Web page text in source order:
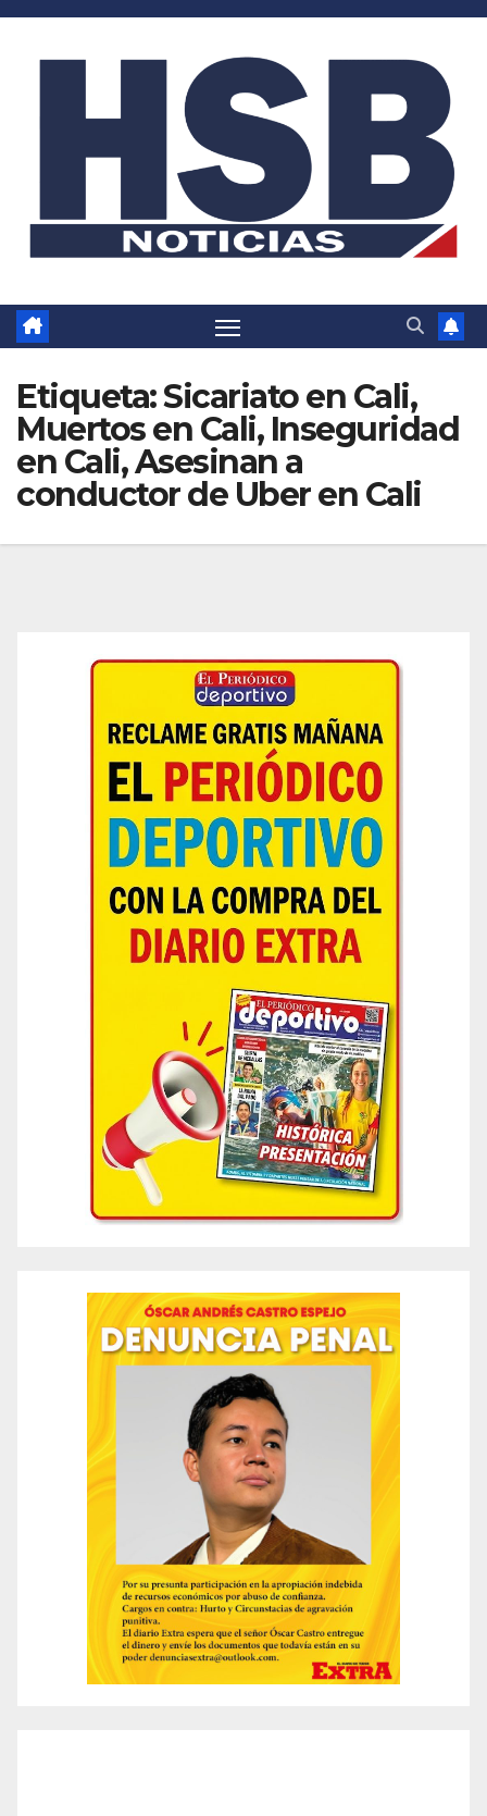
Saltar
Etiqueta:Sicariato en Cali,
Muertos en Cali, Inseguridad
en Cali, Asesinan a
conductor de Uber en Cali